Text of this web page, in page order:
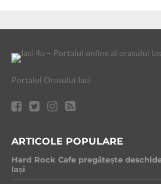
Portalul Orasului Iasi
ARTICOLE POPULARE
Hard Rock Cafe pregătește
Iași